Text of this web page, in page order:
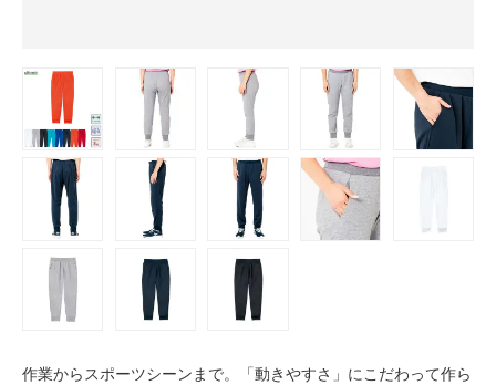
作業からスポーツシーンまで。「動きやすさ」にこだわって作ら